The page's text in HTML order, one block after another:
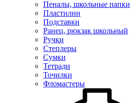
Пеналы, школьные папки
Пластилин
Подставки
Ранец, рюкзак школьный
Ручки
Степлеры
Сумки
Тетради
Точилки
Фломастеры